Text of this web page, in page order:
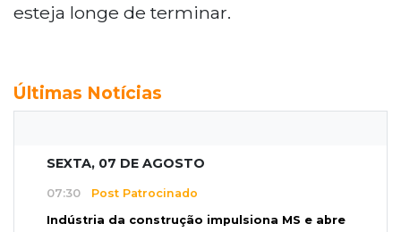
esteja longe de terminar.
Últimas Notícias
SEXTA, 07 DE AGOSTO
07:30 Post Patrocinado
Indústria da construção impulsiona MS e abre